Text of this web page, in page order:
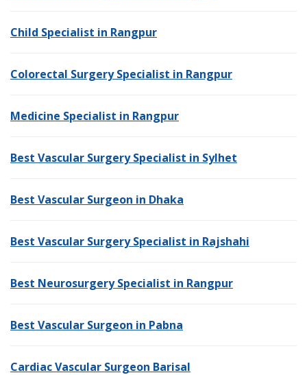
Child Specialist in Rangpur
Colorectal Surgery Specialist in Rangpur
Medicine Specialist in Rangpur
Best Vascular Surgery Specialist in Sylhet
Best Vascular Surgeon in Dhaka
Best Vascular Surgery Specialist in Rajshahi
Best Neurosurgery Specialist in Rangpur
Best Vascular Surgeon in Pabna
Cardiac Vascular Surgeon Barisal